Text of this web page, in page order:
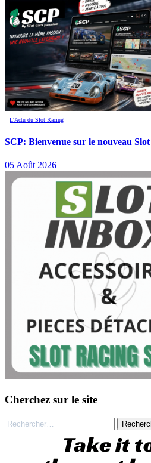
L’Actu du Slot Racing
SCP: Bienvenue sur le nouveau
05 Août 2026
Cherchez sur le site
Rechercher :